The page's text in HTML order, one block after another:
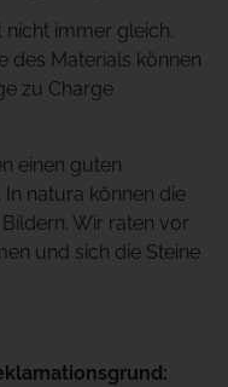
nicht immer gleich.
des Materials können
zu Charge
einen guten
natura können die
Wir raten vor
und sich die Steine